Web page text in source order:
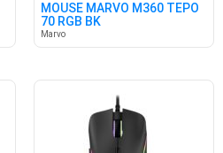
MOUSE MARVO M360 TEPO
70 RGB BK
Marvo